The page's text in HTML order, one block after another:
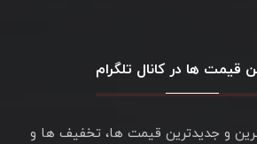
قیمت ها در کانال تلگرام
و جدیدترین قیمت ها، تخفیف ها و